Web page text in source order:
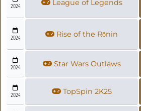
2024 League of Legends
2024 Rise of the Rōnin
2024 Star Wars Outlaws
2024 TopSpin 2K25